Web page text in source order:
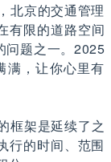
北京的交通管理
有限的道路空间
问题之一。2025
满，让你心里有
框架是延续了之
行的时间、范围